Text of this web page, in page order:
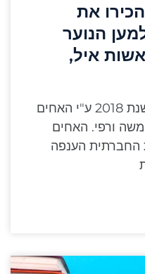
את
הנוער
איל,
עמותת אחינועם הוקמה בשנת 2018 ע"י האחים
ורפי. האחים
הענפה